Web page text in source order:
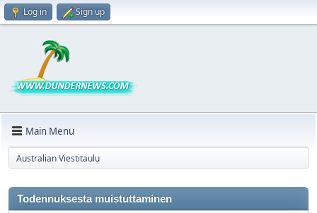
Log in Sign up
Main Menu
Australian Viestitaulu
Todennuksesta muistuttaminen